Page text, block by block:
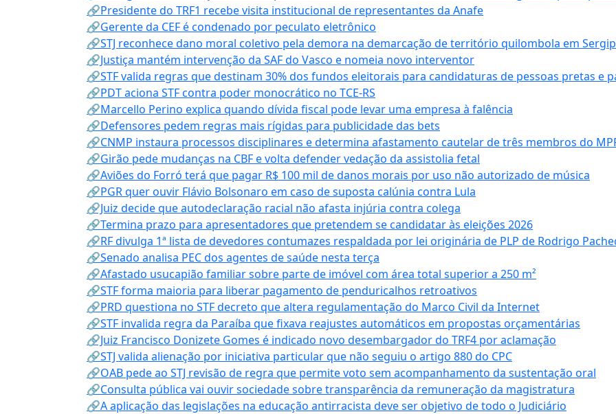
🔗Presidente do TRF1 recebe visita institucional de representantes da Anafe
🔗Gerente da CEF é condenado por peculato eletrônico
🔗STJ reconhece dano moral coletivo pela demora na demarcação de território quilombola em
🔗Justiça mantém intervenção da SAF do Vasco e nomeia novo interventor
🔗STF valida regras que destinam 30% dos fundos eleitorais para candidaturas de pessoas pretas e
🔗PDT aciona STF contra poder monocrático no TCE-RS
🔗Marcello Perino explica quando dívida fiscal pode levar uma empresa à falência
🔗Defensores pedem regras mais rígidas para publicidade das bets
🔗CNMP instaura processos disciplinares e determina afastamento cautelar de três membros do
🔗Girão pede mudanças na CBF e volta defender vedação da assistolia fetal
🔗Aviões do Forró terá que pagar R$ 100 mil de danos morais por uso não autorizado de música
🔗PGR quer ouvir Flávio Bolsonaro em caso de suposta calúnia contra Lula
🔗Juiz decide que autodeclaração racial não afasta injúria contra colega
🔗Termina prazo para apresentadores que pretendem se candidatar às eleições 2026
🔗RF divulga 1ª lista de devedores contumazes respaldada por lei originária de PLP de Rodrigo
🔗Senado analisa PEC dos agentes de saúde nesta terça
🔗Afastado usucapião familiar sobre parte de imóvel com área total superior a 250 m²
🔗STF forma maioria para liberar pagamento de penduricalhos retroativos
🔗PRD questiona no STF decreto que altera regulamentação do Marco Civil da Internet
🔗STF invalida regra da Paraíba que fixava reajustes automáticos em propostas orçamentárias
🔗Juiz Francisco Donizete Gomes é indicado novo desembargador do TRF4 por aclamação
🔗STJ valida alienação por iniciativa particular que não seguiu o artigo 880 do CPC
🔗OAB pede ao STJ revisão de regra que permite voto sem acompanhamento da sustentação oral
🔗Consulta pública vai ouvir sociedade sobre transparência da remuneração da magistratura
🔗A aplicação das legislações na educação antirracista deve ser objetivo de todo o Judiciário